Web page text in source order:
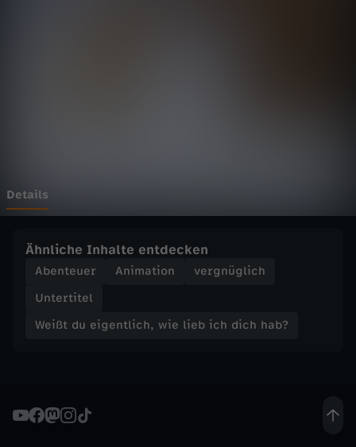
t
i
c
w
Details
Ähnliche Inhalte entdecken
Abenteuer Animation
vergnüglich
Untertitel
Weißt du eigentlich, wie lieb ich dich hab?